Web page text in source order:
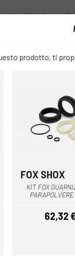
ASSISTENZA
prodotto, ti
FOX SHOX
KIT FOX
62,32